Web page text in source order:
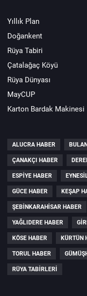
Yıllık Plan
Doğankent
Rüya Tabiri
Çatalağaç Köyü
Rüya Dünyası
MayCUP
Karton Bardak Makinesi
ALUCRA HABER
ÇANAKÇI HABER
ESPIYE HABER
GÜCE HABER KEŞAP
ŞEBINKARAHISAR HABER
YAĞLIDERE HABER
KÖSE HABER KÜRTÜN
TORUL HABER
RÜYA TABIRLERI